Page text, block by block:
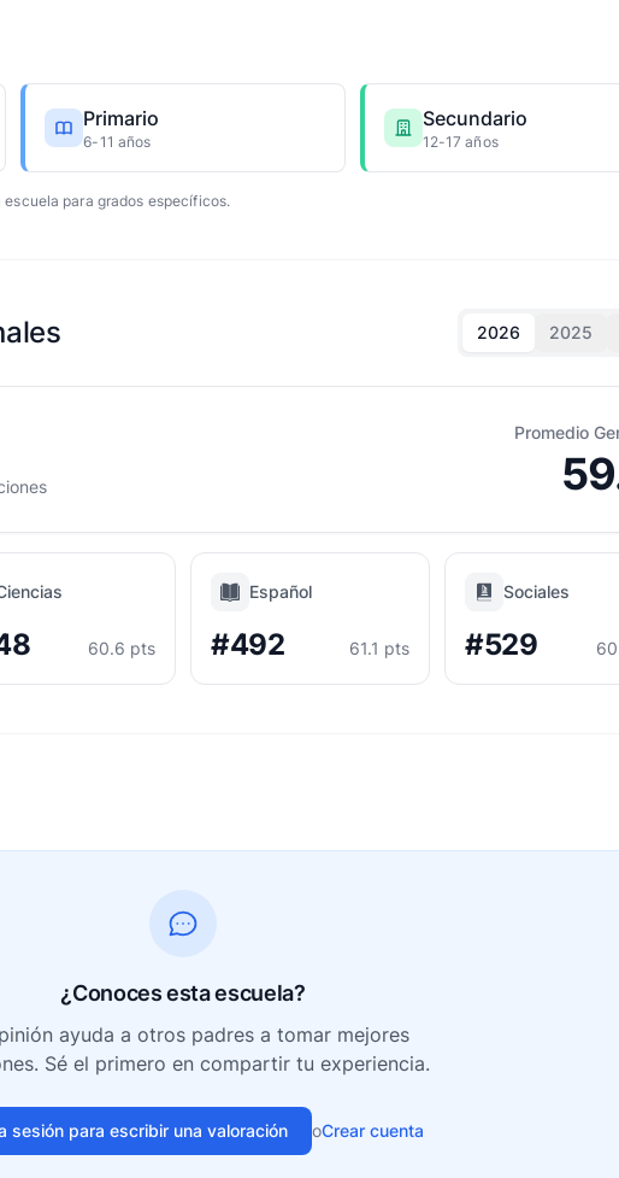
Primario
6-11 años
Secundario
12-17 años
para grados específicos.
2026 2025
Promedio
60.6 pts
Español
#492 61.1 pts
Sociales
#529
¿Conoces esta escuela?
ayuda a otros padres a tomar mejores
Sé el primero en compartir tu experiencia.
sesión para escribir una valoración oCrear cuenta